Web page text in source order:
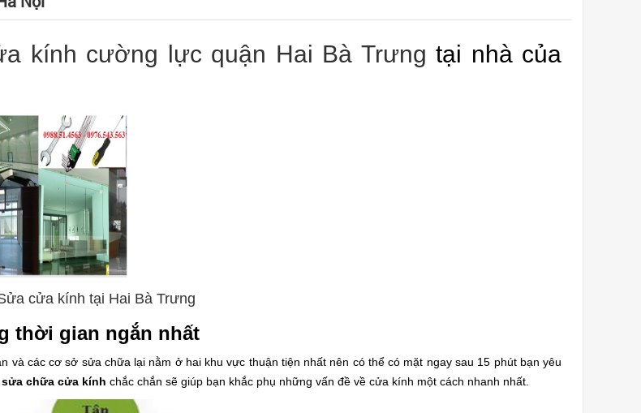
kính cường lực quận Hai Bà Trưng tại nhà của
cửa kính tại Hai Bà Trưng
thời gian ngắn nhất
và các cơ sở sửa chữa lại nằm ở hai khu vực thuận tiện nhất nên có thể có mặt ngay sau 15 phút bạn yêu
sửa chữa cửa kính chắc chắn sẽ giúp bạn khắc phụ những vấn đề về cửa kính một cách nhanh nhất.